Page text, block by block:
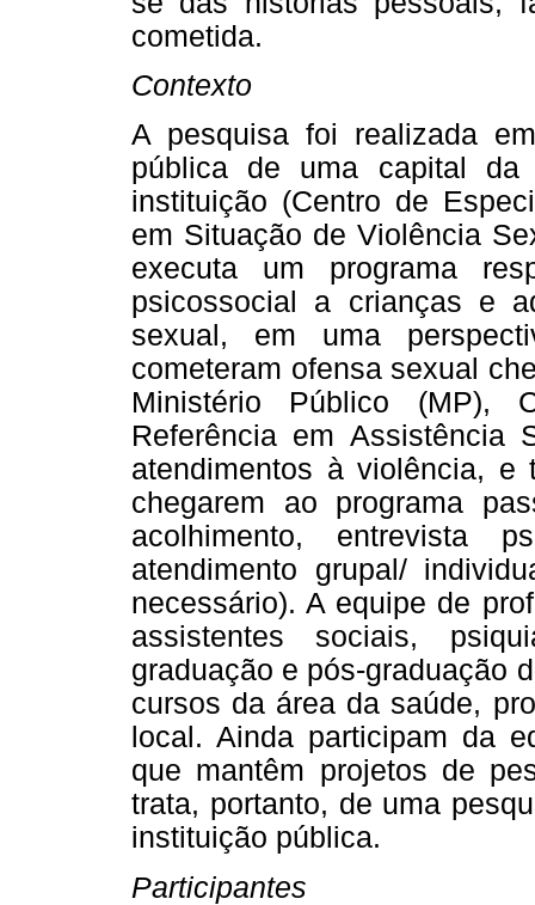
cometida.
Contexto
A pesquisa foi realizada
pública de uma capital da
instituição (Centro de
em Situação de Violência
executa um programa
psicossocial a crianças e
sexual, em uma
cometeram ofensa sexual
Ministério Público (MP),
Referência em Assistência
atendimentos à violência, e
chegarem ao programa
acolhimento, entrevista
atendimento grupal/
necessário). A equipe de
assistentes sociais,
graduação e pós-graduação
cursos da área da saúde,
local. Ainda participam da
que mantêm projetos de
trata, portanto, de uma
instituição pública.
Participantes